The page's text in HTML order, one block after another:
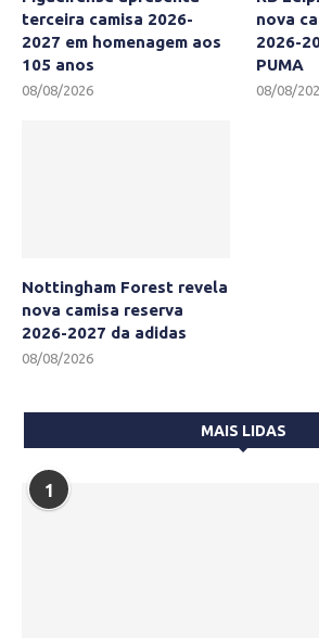
terceira camisa 2026-
2027 em homenagem aos
105 anos
08/08/2026
nova
2026-
PUMA
08/08/
Nottingham Forest revela
nova camisa reserva
2026-2027 da adidas
08/08/2026
MAIS LIDAS
1